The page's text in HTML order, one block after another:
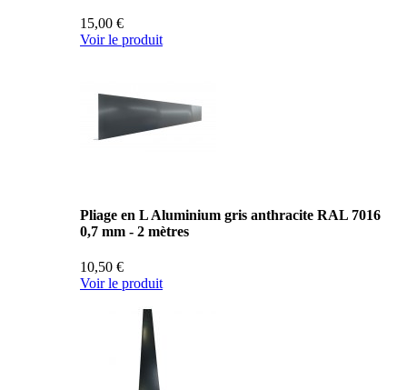
15,00 €
Voir le produit
Pliage en L Aluminium gris anthracite RAL 7016
0,7 mm - 2 mètres
10,50 €
Voir le produit